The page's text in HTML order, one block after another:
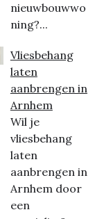
nieuwbouwwo
ning?...
Vliesbehang
laten
aanbrengen in
Arnhem
Wil je
vliesbehang
laten
aanbrengen in
Arnhem door
een